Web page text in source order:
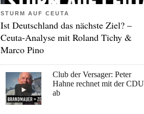
STURM AUF CEUTA
Ist Deutschland das nächste Ziel? –
Ceuta-Analyse mit Roland Tichy &
Marco Pino
Club der Versager: Peter
Hahne rechnet mit der CDU
ab